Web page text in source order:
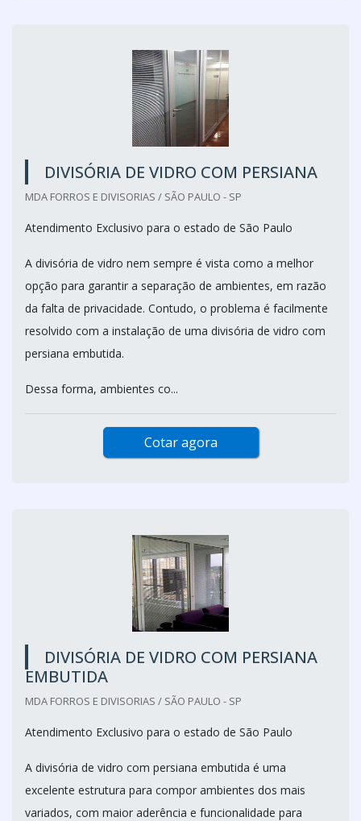
DIVISÓRIA DE VIDRO COM PERSIANA
MDA FORROS E DIVISORIAS / SÃO PAULO - SP
Atendimento Exclusivo para o estado de São Paulo
A divisória de vidro nem sempre é vista como a melhor
opção para garantir a separação de ambientes, em razão
da falta de privacidade. Contudo, o problema é facilmente
resolvido com a instalação de uma divisória de vidro com
persiana embutida.
Dessa forma, ambientes co...
Cotar agora
DIVISÓRIA DE VIDRO COM PERSIANA
EMBUTIDA
MDA FORROS E DIVISORIAS / SÃO PAULO - SP
Atendimento Exclusivo para o estado de São Paulo
A divisória de vidro com persiana embutida é uma
excelente estrutura para compor ambientes dos mais
variados, com maior aderência e funcionalidade para